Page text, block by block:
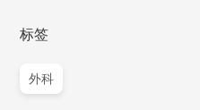
标签
外科